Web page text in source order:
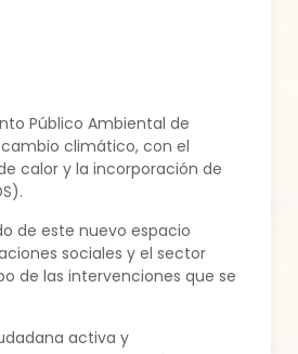
Público Ambiental de
climático, con el
calor y la incorporación de
de este nuevo espacio
sociales y el sector
de las intervenciones que se
activa y